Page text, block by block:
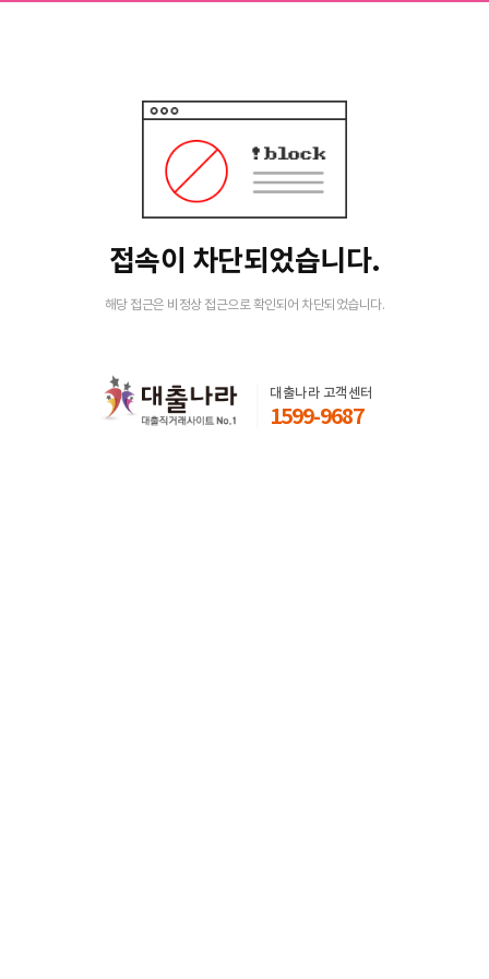
접속이 차단되었습니다.
해당 접근은 비정상 접근으로 확인되어 차단되었습니다.
대출나라 고객센터
1599-9687